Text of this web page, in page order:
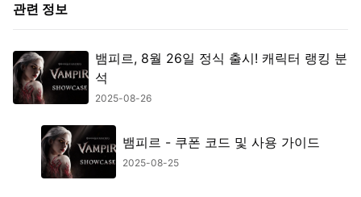
관련 정보
뱀피르, 8월 26일 정식 출시! 캐릭터 랭킹 분
석
2025-08-26
뱀피르 - 쿠폰 코드 및 사용 가이드
2025-08-25